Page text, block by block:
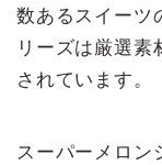
数あるスイーツ
リーズは厳選
されています。
スーパーメロ